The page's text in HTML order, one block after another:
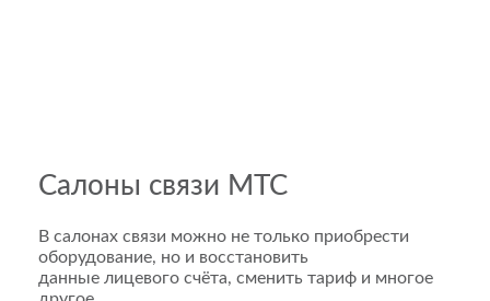
Салоны связи МТС
В салонах связи можно не только приобрести
оборудование, но и восстановить
данные лицевого счёта, сменить тариф и многое